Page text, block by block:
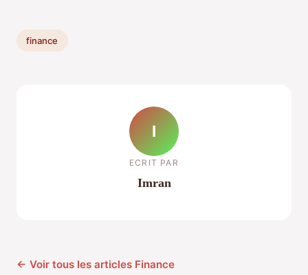
finance
I
ECRIT PAR
Imran
← Voir tous les articles Finance